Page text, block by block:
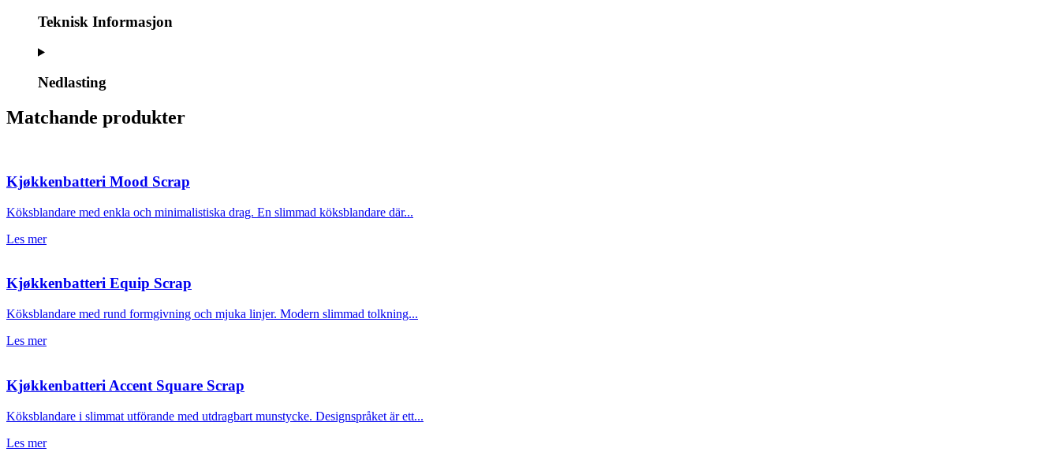
Teknisk Informasjon
Nedlasting
Matchande produkter
Kjøkkenbatteri Mood Scrap
Köksblandare med enkla och minimalistiska drag. En slimmad köksblandare där...
Les mer
Kjøkkenbatteri Equip Scrap
Köksblandare med rund formgivning och mjuka linjer. Modern slimmad tolkning...
Les mer
Kjøkkenbatteri Accent Square Scrap
Köksblandare i slimmat utförande med utdragbart munstycke. Designspråket är ett...
Les mer